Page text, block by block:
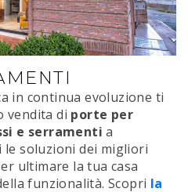
in continua evoluzione ti
vendita di porte per
e serramenti a
le soluzioni dei migliori
ultimare la tua casa
funzionalità. Scopri la